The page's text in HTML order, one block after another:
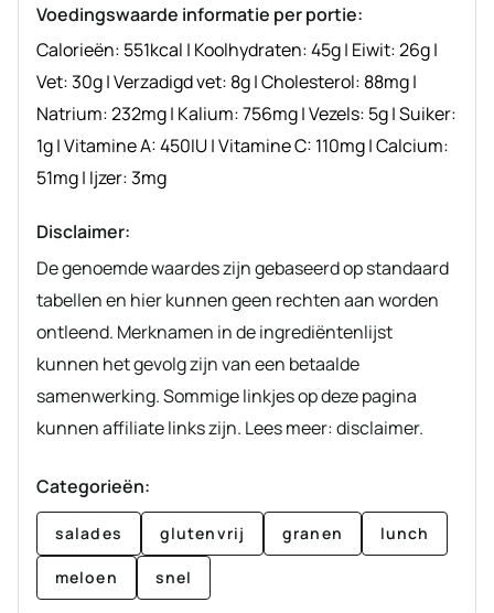
Voedingswaarde informatie per portie:
Calorieën: 551kcal | Koolhydraten:45g| Eiwit:26g|
Vet:30g|Verzadigd vet: 8g|Cholesterol: 88mg|
Natrium:232mg| Kalium:756mg|Vezels: 5g|Suiker:
1g|Vitamine A:450IU|Vitamine C: 110mg|Calcium:
51mg| Ijzer:3mg
Disclaimer:
De genoemde waardes zijn gebaseerd op standaard
tabellen en hier kunnen geen rechten aan worden
ontleend. Merknamen in de ingrediëntenlijst
kunnen het gevolg zijn van een betaalde
samenwerking. Sommige linkjes op deze pagina
kunnen affiliate links zijn. Lees meer: disclaimer.
Categorieën:
salades glutenvrij granen lunch
meloen snel